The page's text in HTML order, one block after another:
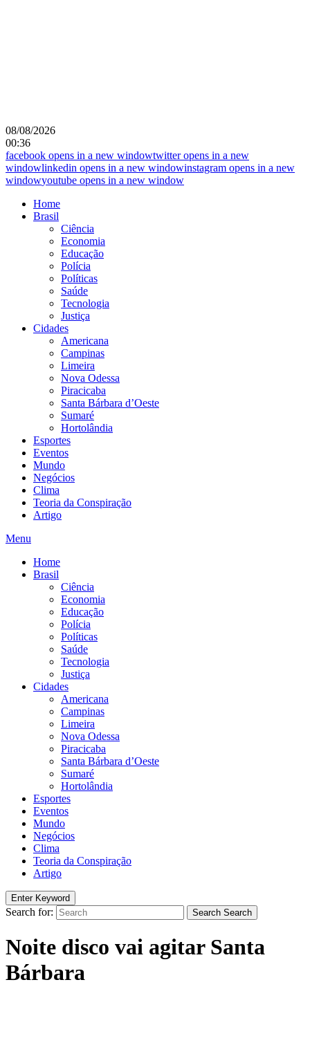
08/08/2026
00:36
facebook opens in a new windowtwitteropens in a new
windowlinkedin opens in a new windowinstagram opens in a new
windowyoutube opens in a new window
Home
Brasil
Ciência
Economia
Educação
Polícia
Políticas
Saúde
Tecnologia
Justiça
Cidades
Americana
Campinas
Limeira
Nova Odessa
Piracicaba
Santa Bárbara d’Oeste
Sumaré
Hortolândia
Esportes
Eventos
Mundo
Negócios
Clima
Teoria da Conspiração
Artigo
Menu
Home
Brasil
Ciência
Economia
Educação
Polícia
Políticas
Saúde
Tecnologia
Justiça
Cidades
Americana
Campinas
Limeira
Nova Odessa
Piracicaba
Santa Bárbara d’Oeste
Sumaré
Hortolândia
Esportes
Eventos
Mundo
Negócios
Clima
Teoria da Conspiração
Artigo
Enter Keyword
Search for: Search Search
Noite disco vai agitar Santa
Bárbara